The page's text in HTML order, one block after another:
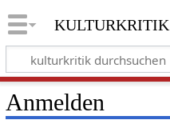
kulturkritik
Anmelden